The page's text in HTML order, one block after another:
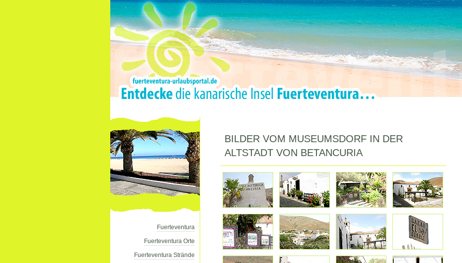
Fuerteventura
Fuerteventura Orte
Fuerteventura Strände
BILDER VOM MUSEUMSDORF IN DER
ALTSTADT VON BETANCURIA